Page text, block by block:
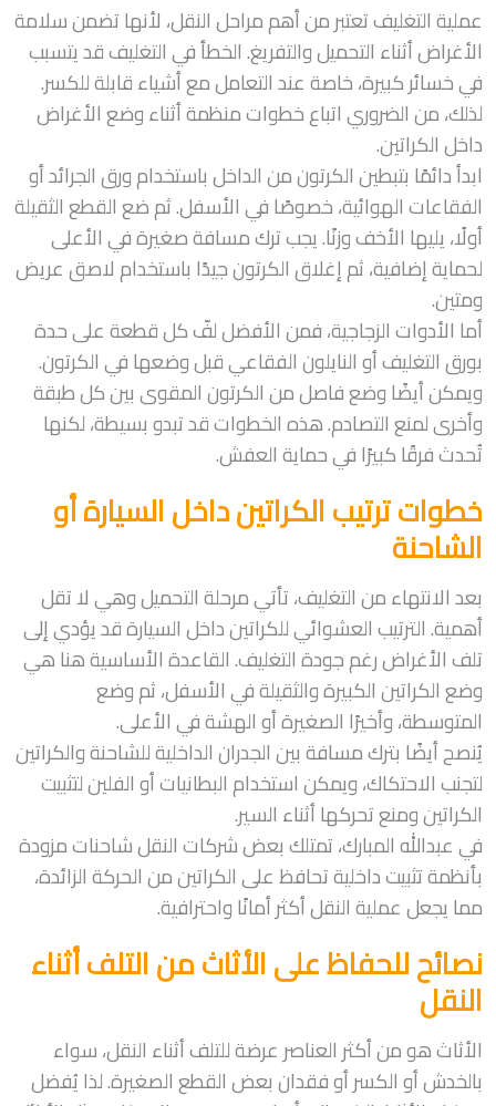
عملية التغليف تعتبر من أهم مراحل النقل، لأنها تضمن سلامة
الأغراض أثناء التحميل والتفريغ. الخطأ في التغليف قد يتسبب
في خسائر كبيرة، خاصة عند التعامل مع أشياء قابلة للكسر.
لذلك، من الضروري اتباع خطوات منظمة أثناء وضع الأغراض
داخل الكراتين.
ابدأ دائمًا بتبطين الكرتون من الداخل باستخدام ورق الجرائد أو
الفقاعات الهوائية، خصوصًا في الأسفل. ثم ضع القطع الثقيلة
أولًا، يليها الأخف وزنًا. يجب ترك مسافة صغيرة في الأعلى
لحماية إضافية، ثم إغلاق الكرتون جيدًا باستخدام لاصق عريض
ومتين.
أما الأدوات الزجاجية، فمن الأفضل لفّ كل قطعة على حدة
بورق التغليف أو النايلون الفقاعي قبل وضعها في الكرتون.
ويمكن أيضًا وضع فاصل من الكرتون المقوى بين كل طبقة
وأخرى لمنع التصادم. هذه الخطوات قد تبدو بسيطة، لكنها
تُحدث فرقًا كبيرًا في حماية العفش.
خطوات ترتيب الكراتين داخل السيارة أو
الشاحنة
بعد الانتهاء من التغليف، تأتي مرحلة التحميل وهي لا تقل
أهمية. الترتيب العشوائي للكراتين داخل السيارة قد يؤدي إلى
تلف الأغراض رغم جودة التغليف. القاعدة الأساسية هنا هي
وضع الكراتين الكبيرة والثقيلة في الأسفل، ثم وضع
المتوسطة، وأخيرًا الصغيرة أو الهشة في الأعلى.
يُنصح أيضًا بترك مسافة بين الجدران الداخلية للشاحنة والكراتين
لتجنب الاحتكاك، ويمكن استخدام البطانيات أو الفلين لتثبيت
الكراتين ومنع تحركها أثناء السير.
في عبدالله المبارك، تمتلك بعض شركات النقل شاحنات مزودة
بأنظمة تثبيت داخلية تحافظ على الكراتين من الحركة الزائدة،
مما يجعل عملية النقل أكثر أمانًا واحترافية.
نصائح للحفاظ على الأثاث من التلف أثناء
النقل
الأثاث هو من أكثر العناصر عرضة للتلف أثناء النقل، سواء
بالخدش أو الكسر أو فقدان بعض القطع الصغيرة. لذا يُفضل